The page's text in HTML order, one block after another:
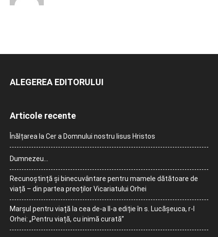
ALEGEREA EDITORULUI
Articole recente
Înălțarea la Cer a Domnului nostru Iisus Hristos
Dumnezeu…
Recunoștință și binecuvântare pentru mamele dătătoare de
viață – din partea preoților Vicariatului Orhei
Marșul pentru viață la cea de-a II-a ediție în s. Lucășeuca, r-l
Orhei: „Pentru viață, cu inimă curată”